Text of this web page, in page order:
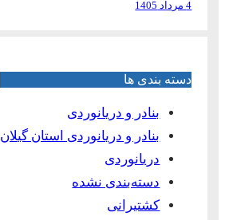
4 مرداد 1405
دسته بندی ها
بنادر و دریانوردی
بنادر و دریانوردی استان گیلان
دریانوردی
دسته‌بندی نشده
کشتیرانی